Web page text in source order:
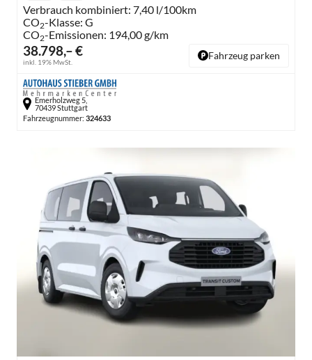
38.798,– €
inkl. 19% MwSt.
Verbrauch kombiniert: 7,40 l/100km
CO2-Klasse: G
CO2-Emissionen: 194,00 g/km
Fahrzeug parken
Emerholzweg 5,
70439 Stuttgart
Fahrzeugnummer: 324633